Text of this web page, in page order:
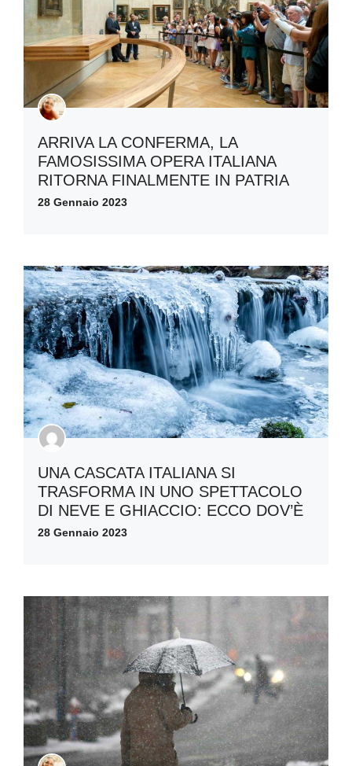
ARRIVA LA CONFERMA, LA
FAMOSISSIMA OPERA ITALIANA
RITORNA FINALMENTE IN PATRIA
28 Gennaio 2023
UNA CASCATA ITALIANA SI
TRASFORMA IN UNO SPETTACOLO
DI NEVE E GHIACCIO: ECCO DOV’È
28 Gennaio 2023